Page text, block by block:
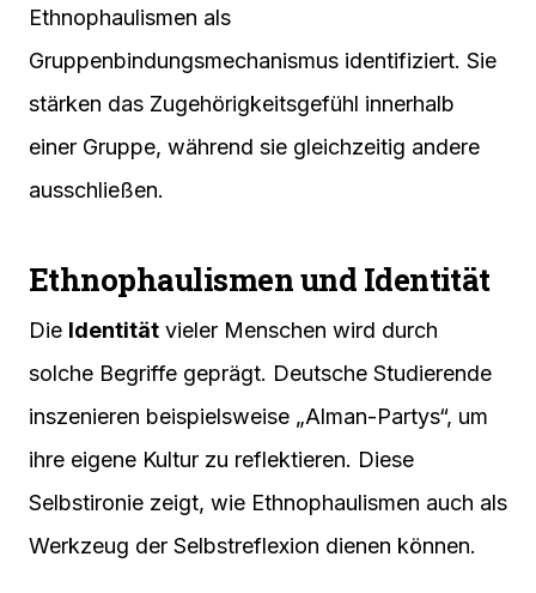
Ethnophaulismen als
Gruppenbindungsmechanismus identifiziert. Sie
stärken das Zugehörigkeitsgefühl innerhalb
einer Gruppe, während sie gleichzeitig andere
ausschließen.
Ethnophaulismen und Identität
Die Identität vieler Menschen wird durch
solche Begriffe geprägt. Deutsche Studierende
inszenieren beispielsweise „Alman-Partys“, um
ihre eigene Kultur zu reflektieren. Diese
Selbstironie zeigt, wie Ethnophaulismen auch als
Werkzeug der Selbstreflexion dienen können.